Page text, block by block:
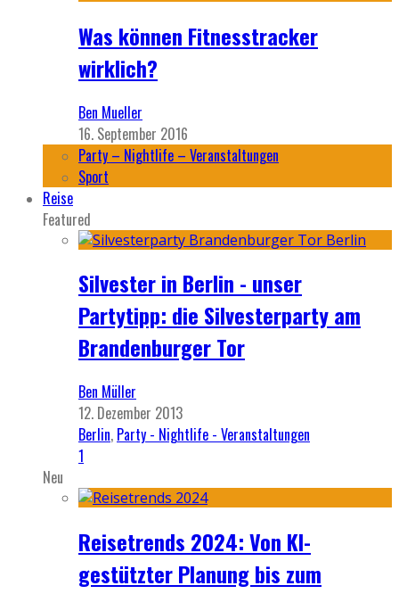
Was können Fitnesstracker
wirklich?
Ben Mueller
16. September 2016
Party – Nightlife – Veranstaltungen
Sport
Reise
Featured
Silvester in Berlin - unser
Partytipp: die Silvesterparty am
Brandenburger Tor
Ben Müller
12. Dezember 2013
Berlin, Party - Nightlife - Veranstaltungen
1
Neu
Reisetrends 2024: Von KI-
gestützter Planung bis zum